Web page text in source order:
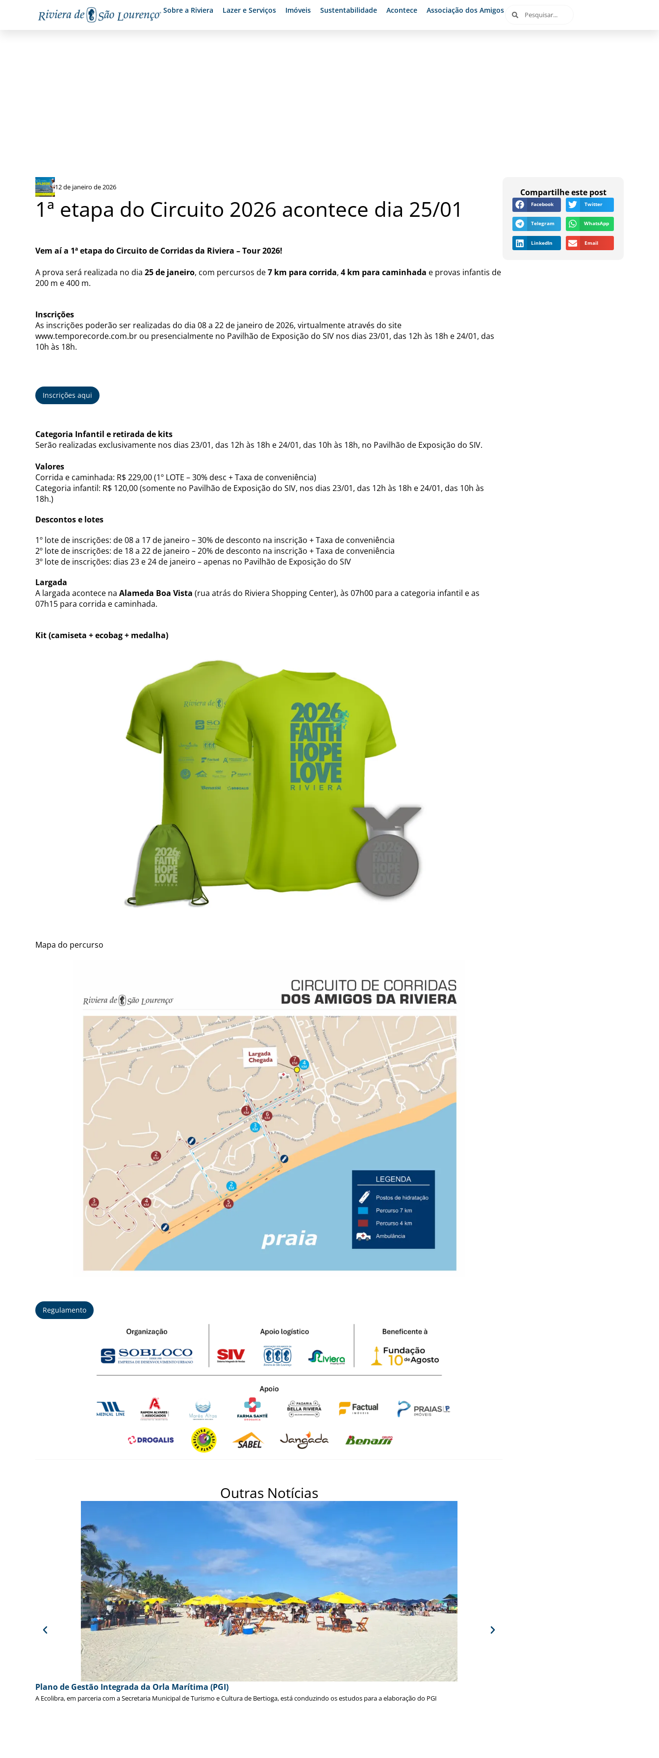
Sobre a Riviera Lazer e Serviços Imóveis Sustentabilidade Acontece Associação dos Amigos
12 de janeiro de 2026
1ª etapa do Circuito 2026 acontece dia 25/01
Vem aí a 1ª etapa do Circuito de Corridas da Riviera – Tour 2026!
A prova será realizada no dia 25 de janeiro, com percursos de7 km para corrida, 4 km para caminhada e provas infantis de
200 m e 400 m.
Inscrições
As inscrições poderão ser realizadas do dia 08 a 22 de janeiro de 2026, virtualmente através do site
www.temporecorde.com.br ou presencialmente no Pavilhão de Exposição do SIV nos dias 23/01, das 12h às 18h e 24/01, das
10h às 18h.
Inscrições aqui
Categoria Infantil e retirada de kits
Serão realizadas exclusivamente nos dias 23/01, das 12h às 18h e 24/01, das 10h às 18h, no Pavilhão de Exposição do SIV.
Valores
Corrida e caminhada: R$ 229,00 (1º LOTE – 30% desc + Taxa de conveniência)
Categoria infantil: R$ 120,00 (somente no Pavilhão de Exposição do SIV, nos dias 23/01, das 12h às 18h e 24/01, das 10h às
18h.)
Descontos e lotes
1º lote de inscrições: de 08 a 17 de janeiro – 30% de desconto na inscrição + Taxa de conveniência
2º lote de inscrições: de 18 a 22 de janeiro – 20% de desconto na inscrição + Taxa de conveniência
3º lote de inscrições: dias 23 e 24 de janeiro – apenas no Pavilhão de Exposição do SIV
Largada
A largada acontece na Alameda Boa Vista (rua atrás do Riviera Shopping Center), às 07h00 para a categoria infantil e as
07h15 para corrida e caminhada.
Kit (camiseta + ecobag + medalha)
Mapa do percurso
Regulamento
Outras Notícias
Plano de Gestão Integrada da Orla Marítima (PGI)
A Ecolibra, em parceria com a Secretaria Municipal de Turismo e Cultura de Bertioga, está conduzindo os estudos para a elaboração do PGI
Compartilhe este post
Facebook Twitter
Telegram WhatsApp
LinkedIn Email